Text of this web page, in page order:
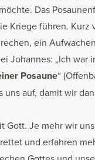
Das
Kriege führen. Kurz
ein
Johannes: „Ich war
Posaune“
auf, damit wir
Gott. Je mehr wir
und erfahren